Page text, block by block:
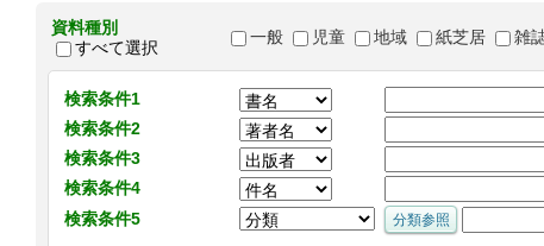
資料種別
すべて選択
一般 児童 地域 紙芝居 雑
検索条件1
検索条件2
検索条件3
検索条件4
検索条件5